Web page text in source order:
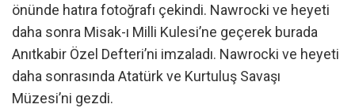
önünde hatıra fotoğrafı çekindi. Nawrocki ve heyeti
daha sonra Misak-ı Milli Kulesi’ne geçerek burada
Anıtkabir Özel Defteri’ni imzaladı. Nawrocki ve heyeti
daha sonrasında Atatürk ve Kurtuluş Savaşı
Müzesi’ni gezdi.